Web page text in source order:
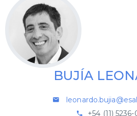
BUJÍA
+54 (11) 5236-